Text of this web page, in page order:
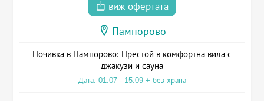
виж офертата
Пампорово
Почивка в Пампорово: Престой в комфортна вила с
джакузи и сауна
Дата: 01.07 - 15.09 + без храна